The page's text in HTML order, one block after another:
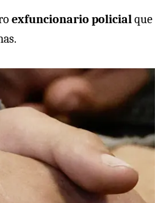
exfuncionario policialque